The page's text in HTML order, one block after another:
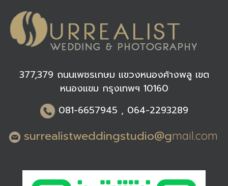
377,379 ถนนเพชรเกษม แขวงหนองค้างพลู เขต
หนองแขม กรุงเทพฯ 10160
081-6657945 , 064-2293289
surrealistweddingstudio@gmail.com